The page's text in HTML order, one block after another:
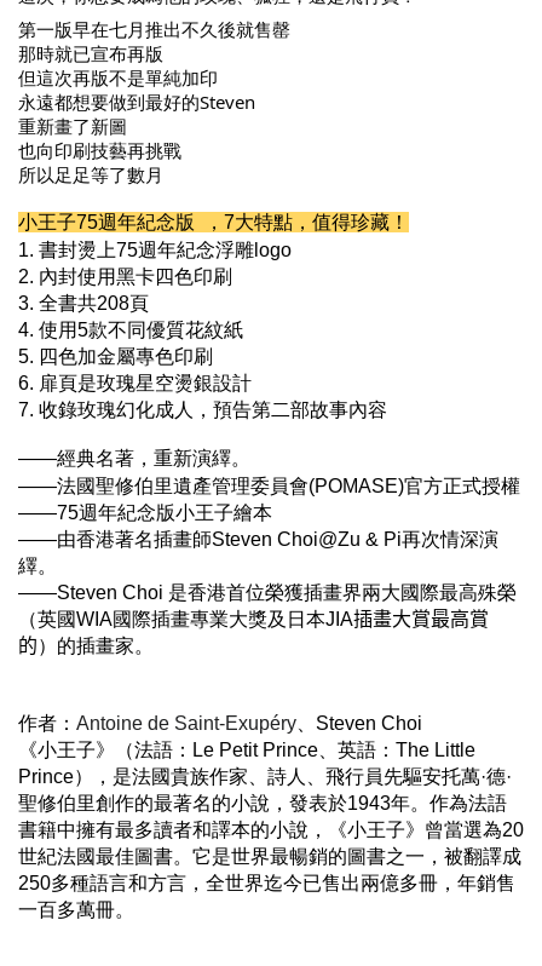
第一版早在七月推出不久後就售罄
那時就已宣布再版
但這次再版不是單純加印
永遠都想要做到最好的Steven
重新畫了新圖
也向印刷技藝再挑戰
所以足足等了數月
小王子75週年紀念版 ，7大特點，值得珍藏！
1. 書封燙上75週年紀念浮雕logo
2. 內封使用黑卡四色印刷
3. 全書共208頁
4. 使用5款不同優質花紋紙
5. 四色加金屬專色印刷
6. 扉頁是玫瑰星空燙銀設計
7. 收錄玫瑰幻化成人，預告第二部故事內容
——經典名著，重新演繹。
——法國聖修伯里遺產管理委員會(POMASE)官方正式授權
——75週年紀念版小王子繪本
——由香港著名插畫師Steven Choi@Zu & Pi再次情深演
繹。
——Steven Choi 是香港首位榮獲插畫界兩大國際最高殊榮
（英國WIA國際插畫專業大獎及日本JIA插畫大賞最高賞
的）的插畫家。
作者： Antoine de Saint-Exupéry
Steven Choi
《小王子》（法語：Le Petit Prince、英語：The Little
Prince），是法國貴族作家、詩人、飛行員先驅安托萬·德·
聖修伯里創作的最著名的小說，發表於1943年。作為法語
書籍中擁有最多讀者和譯本的小說，《小王子》曾當選為20
世紀法國最佳圖書。它是世界最暢銷的圖書之一，被翻譯成
250多種語言和方言，全世界迄今已售出兩億多冊，年銷售
一百多萬冊。